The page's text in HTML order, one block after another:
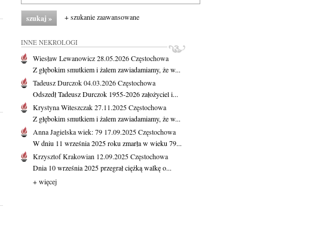
+ szukanie zaawansowane
INNE NEKROLOGI
Wiesław Lewanowicz28.05.2026Częstochowa
Z głębokim smutkiem i żalem zawiadamiamy, że w...
Tadeusz Durczok04.03.2026Częstochowa
Odszedł Tadeusz Durczok 1955-2026 założyciel i...
Krystyna Witeszczak27.11.2025Częstochowa
Z głębokim smutkiem i żalem zawiadamiamy, że w...
Anna Jagielskawiek: 79 17.09.2025Częstochowa
W dniu 11 września 2025 roku zmarła w wieku 79...
Krzysztof Krakowian 12.09.2025Częstochowa
Dnia 10 września 2025 przegrał ciężką walkę o...
+ więcej